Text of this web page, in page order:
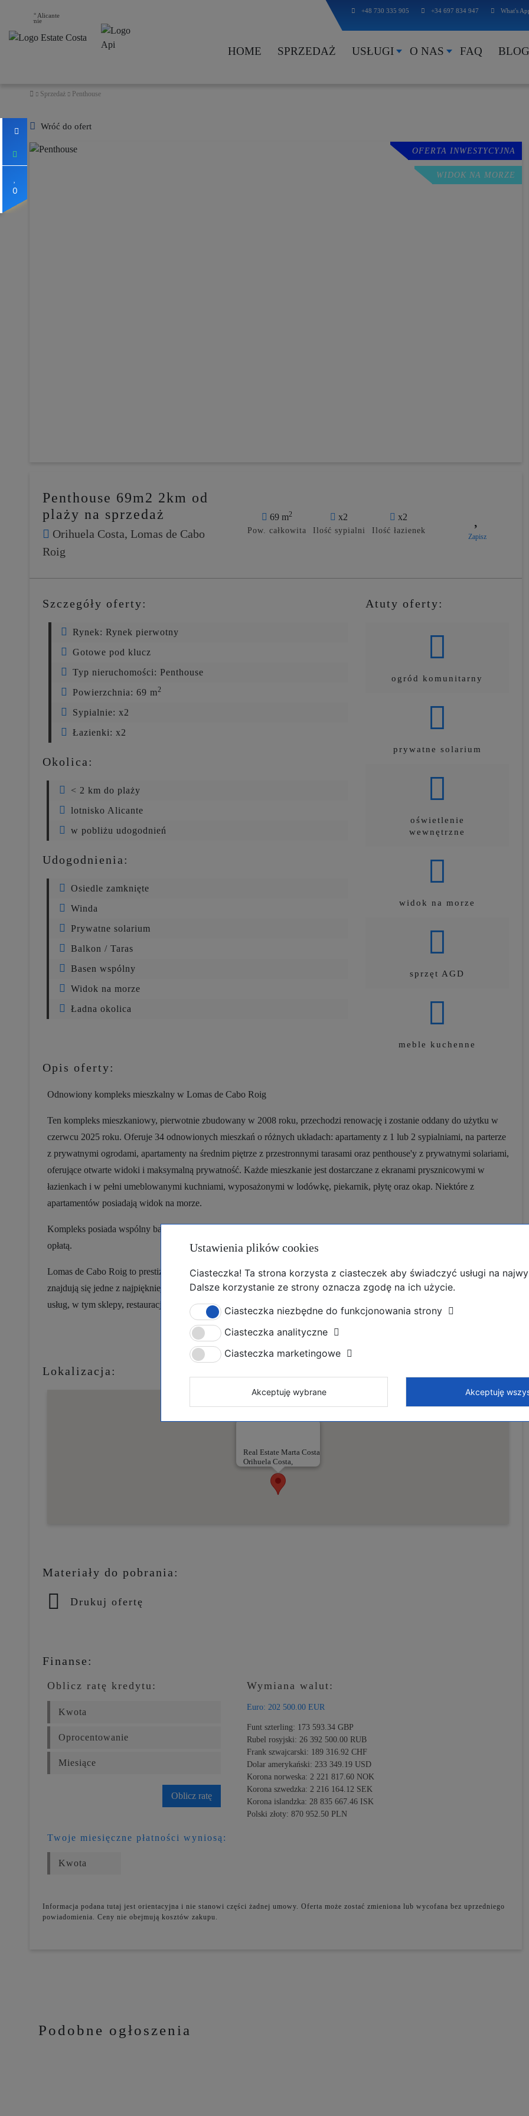
26° Alicante
+48 730 335 905 +34 697 834 947 What's
HOME SPRZEDAŻ USŁUGI O NAS FAQ BLOG
0
Sprzedaż Penthouse
Wróć do ofert
OFERTA INWESTYCYJNA
WIDOK NA MORZE
Penthouse 69m2 2km od
plaży na sprzedaż
Orihuela Costa, Lomas de Cabo
Roig
69 m2
Pow. całkowita
x2
Ilość sypialni
x2
Ilość łazienek
Zapisz
Szczegóły oferty:
Rynek: Rynek pierwotny
Gotowe pod klucz
Typ nieruchomości: Penthouse
Powierzchnia: 69 m2
Sypialnie: x2
Łazienki: x2
Okolica:
< 2 km do plaży
lotnisko Alicante
w pobliżu udogodnień
Udogodnienia:
Osiedle zamknięte
Winda
Prywatne solarium
Balkon / Taras
Basen wspólny
Widok na morze
Ładna okolica
Atuty oferty:
ogród komunitarny
prywatne solarium
oświetlenie
wewnętrzne
widok na morze
sprzęt AGD
meble kuchenne
Opis oferty:
Odnowiony kompleks mieszkalny w Lomas de Cabo Roig
Ten kompleks mieszkaniowy, pierwotnie zbudowany w 2008 roku, przechodzi renowację i zostanie oddany do użytku w
czerwcu 2025 roku. Oferuje 34 odnowionych mieszkań o różnych układach: apartamenty z 1 lub 2 sypialniami, na parterze
z prywatnymi ogrodami, apartamenty na średnim piętrze z przestronnymi tarasami oraz penthouse'y z prywatnymi solariami,
oferujące otwarte widoki i maksymalną prywatność. Każde mieszkanie jest dostarczane z ekranami prysznicowymi w
łazienkach i w pełni umeblowanymi kuchniami, wyposażonymi w lodówkę, piekarnik, płytę oraz okap. Niektóre z
apartamentów posiadają widok na morze.
Kompleks posiada wspólny basen oraz piękny ogród. Opcjonalne podziemne miejsca parkingowe dostępne za dodatkową
opłatą.
Lomas de Cabo Roig to prestiżowa dzielnica mieszkaniowa położona zaledwie 2 km od wybrzeża Cabo Roig, gdzie
znajdują się jedne z najpiękniejszych plaż w Orihuela Costa. Okolica jest dobrze skomunikowana i oferuje szeroki zakres
usług, w tym sklepy, restauracje, supermarkety i centra handlowe.
Lokalizacja:
Real Estate Marta Costa
Orihuela Costa,
Materiały do pobrania:
Drukuj ofertę
Finanse:
Oblicz ratę kredytu:
Oblicz ratę
Twoje miesięczne płatności wyniosą:
Wymiana walut:
Euro:202 500.00 EUR
Funt szterling: 173 593.34 GBP
Rubel rosyjski:26 392 500.00 RUB
Frank szwajcarski: 189 316.92 CHF
Dolar amerykański:233 349.19 USD
Korona norweska:2 221 817.60 NOK
Korona szwedzka:2 216 164.12 SEK
Korona islandzka:28 835 667.46 ISK
Polski złoty:870 952.50 PLN
Informacja podana tutaj jest orientacyjna i nie stanowi części żadnej umowy. Oferta może zostać zmieniona lub wycofana bez uprzedniego
powiadomienia. Ceny nie obejmują kosztów zakupu.
Podobne ogłoszenia
Ustawienia plików cookies
Ciasteczka! Ta strona korzysta z ciasteczek aby świadczyć usługi na
Dalsze korzystanie ze strony oznacza zgodę na ich użycie.
Ciasteczka niezbędne do funkcjonowania strony
Ciasteczka analityczne
Ciasteczka marketingowe
Akceptuję wybrane Akceptuję